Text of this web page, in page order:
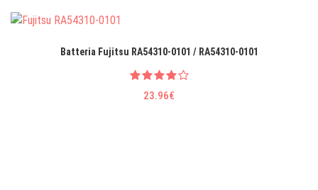
Batteria Fujitsu RA54310-0101 / RA54310-0101
23.96€